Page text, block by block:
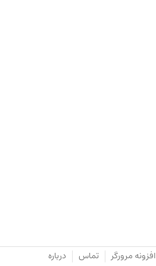
افزونه مرورگر تماس درباره